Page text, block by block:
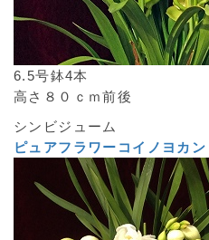
6.5号鉢4本
高さ８０ｃｍ前後
シンビジューム
ピュアフラワーコイノヨカン